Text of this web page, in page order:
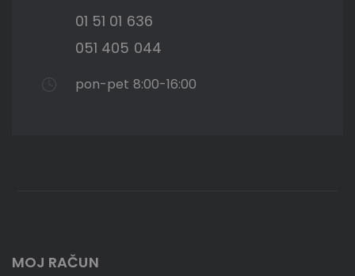
01 51 01 636
051 405 044
pon-pet 8:00-16:00
MOJ RAČUN